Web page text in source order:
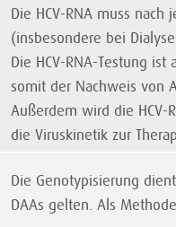
Die HCV-RNA muss
(insbesondere bei
Die HCV-RNA-Testung
somit der Nachweis von
Außerdem wird die HCV-
die Viruskinetik zur
Die Genotypisierung
DAAs gelten. Als